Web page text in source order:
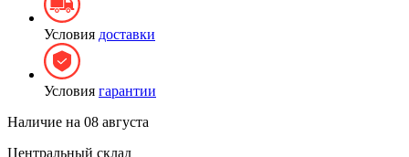
Условия доставки
Условия гарантии
Наличие на 08 августа
Центральный склад